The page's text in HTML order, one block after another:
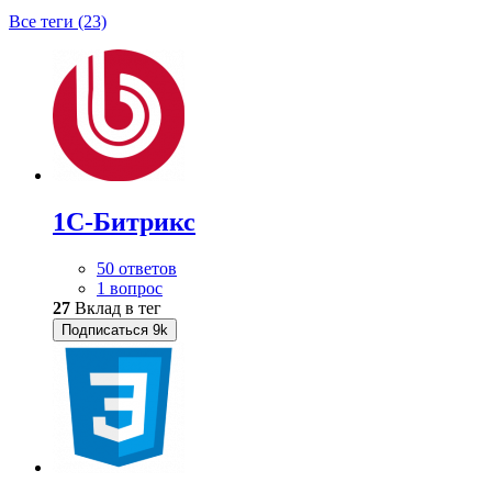
Все теги (23)
1С-Битрикс
50 ответов
1 вопрос
27 Вклад в тег
Подписаться 9k